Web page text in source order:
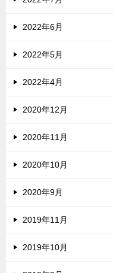
2022年6月
2022年5月
2022年4月
2020年12月
2020年11月
2020年10月
2020年9月
2019年11月
2019年10月